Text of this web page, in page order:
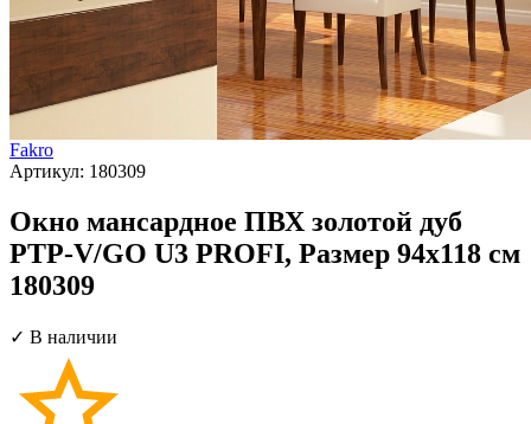
Fakro
Артикул: 180309
Окно мансардное ПВХ золотой дуб
PTP-V/GO U3 PROFI, Размер 94х118 см
180309
✓ В наличии